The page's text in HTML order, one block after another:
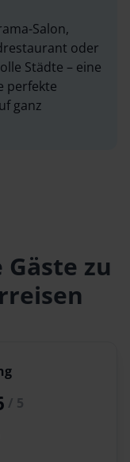
Salon,
oder
Städte – eine
perfekte
ganz
Gäste zu
/ 5